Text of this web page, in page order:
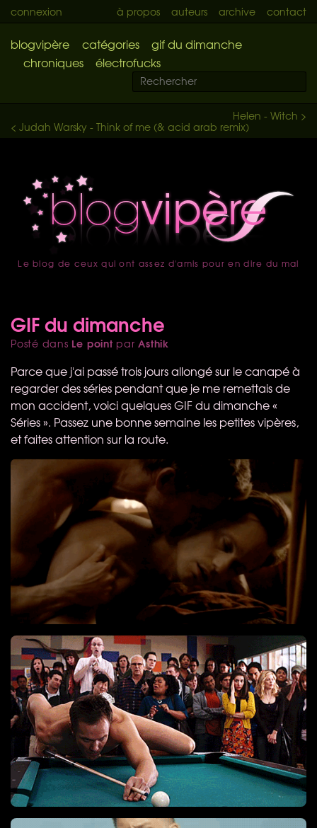
connexion à propos auteurs archive contact
blogvipère catégories
gif du dimanche
chroniques
électrofucks
Helen - Witch >
< Judah Warsky - Think of me (& acid arab remix)
accueil
Le blog de ceux qui ont assez d'amis pour en dire du mal
GIF du dimanche
Posté dans Le point parAsthik
Parce que j'ai passé trois jours allongé sur le canapé à
regarder des séries pendant que je me remettais de
mon accident, voici quelquesGIFdu dimanche «
Séries ». Passez une bonne semaine les petites vipères,
et faites attention sur la route.